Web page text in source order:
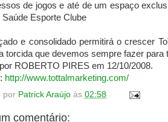
de jogos e até de um espaço
Saúde Esporte Clube
e consolidado permitirá o crescer
torcida que devemos sempre fazer para
ROBERTO PIRES em 12/10/2008.
http://www.tottalmarketing.com/
por Patrick Araújo às 02:58
comentário: